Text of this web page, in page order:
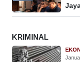
KRIMINAL